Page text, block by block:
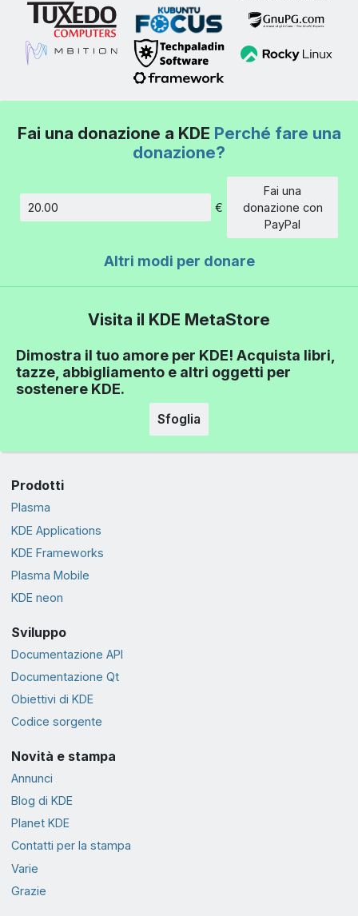
Fai una donazione a KDE Perché fare una
donazione?
Importo
€
Fai una
donazione con
PayPal
Altri modi per donare
Visita il KDE MetaStore
Dimostra il tuo amore per KDE! Acquista libri,
tazze, abbigliamento e altri oggetti per
sostenere KDE.
Sfoglia
Prodotti
Plasma
KDE Applications
KDE Frameworks
Plasma Mobile
KDE neon
Sviluppo
Documentazione API
Documentazione Qt
Obiettivi di KDE
Codice sorgente
Novità e stampa
Annunci
Blog di KDE
Planet KDE
Contatti per la stampa
Varie
Grazie